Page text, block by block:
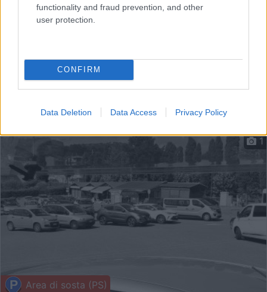
functionality and fraud prevention, and other
user protection.
CONFIRM
Data Deletion Data Access Privacy Policy
Area di sosta (PS)
1